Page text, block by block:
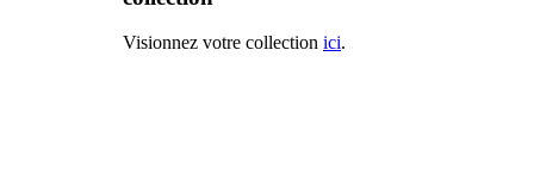
Visionnez votre collection ici.